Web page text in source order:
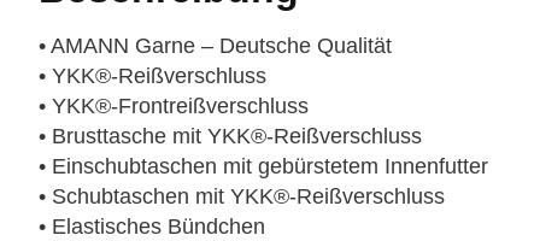
• AMANN Garne – Deutsche Qualität
• YKK®-Reißverschluss
• YKK®-Frontreißverschluss
• Brusttasche mit YKK®-Reißverschluss
• Einschubtaschen mit gebürstetem Innenfutter
• Schubtaschen mit YKK®-Reißverschluss
• Elastisches Bündchen